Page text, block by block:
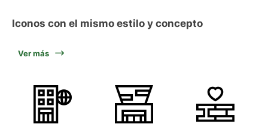
Iconos con el mismo estilo y concepto
Ver más